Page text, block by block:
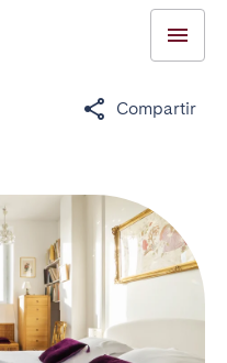
Compartir